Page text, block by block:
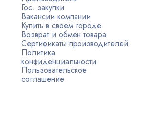
Гос. закупки
Вакансии компании
Купить в своем городе
Возврат и обмен товара
Сертификаты производителей
Политика
конфиденциальности
Пользовательское
соглашение